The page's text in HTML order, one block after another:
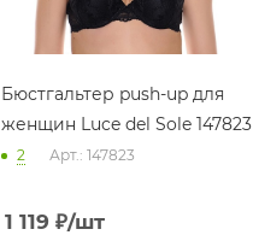
Бюстгальтер push-up для
женщин Luce del Sole 147823
2 Арт.: 147823
1 119 ₽/шт